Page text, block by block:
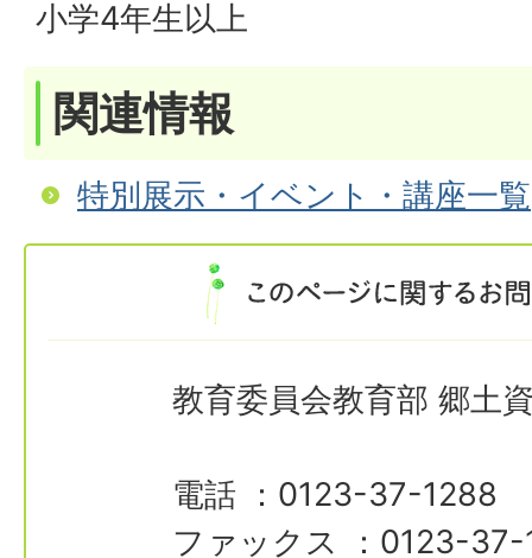
小学4年生以上
関連情報
特別展示・イベント・講座一覧
教育委員会教育部 郷土
電話 ：0123-37-1288
ファックス ：0123-